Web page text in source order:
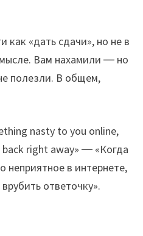
как «дать сдачи», но не в
Вам нахамили ― но
полезли. В общем,
nasty to you online,
right away» ― «Когда
неприятное в интернете,
ответочку».